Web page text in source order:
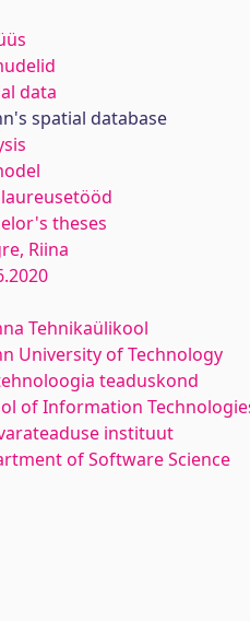
data
spatial database
theses
Riina
Tehnikaülikool
University of Technology
teaduskond
of Information
instituut
of Software Science